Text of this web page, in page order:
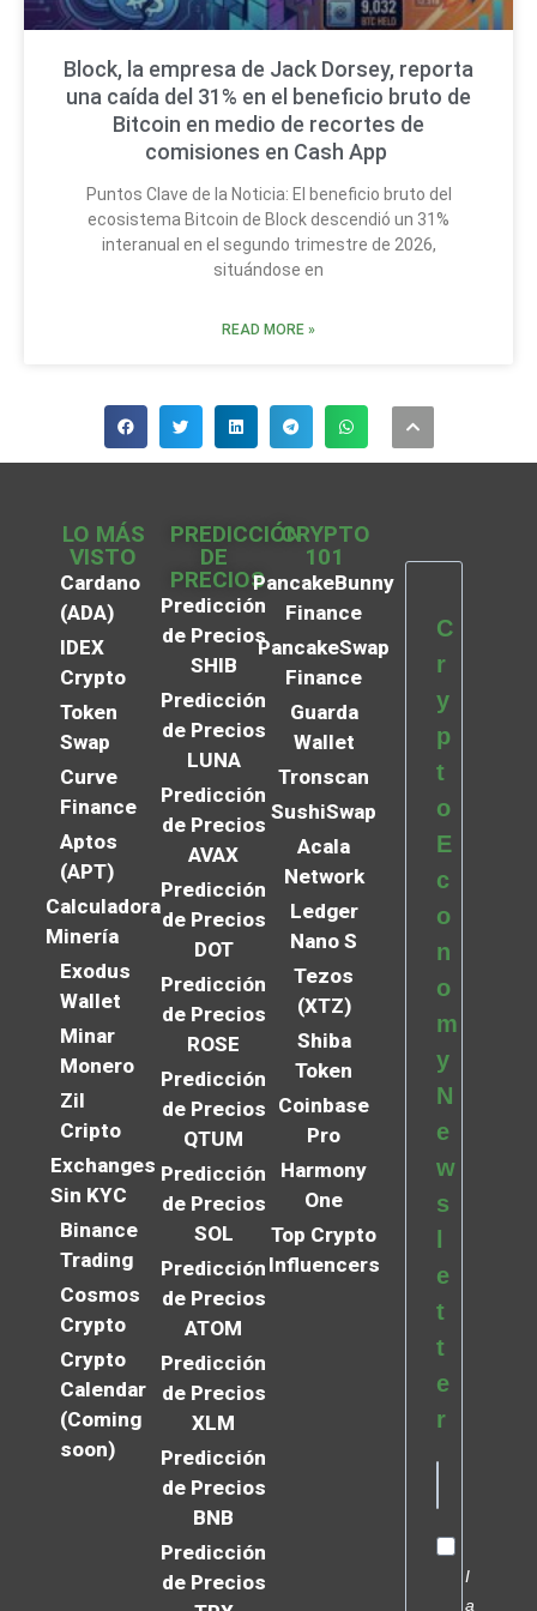
Block, la empresa de Jack Dorsey, reporta
una caída del 31% en el beneficio bruto de
Bitcoin en medio de recortes de
comisiones en Cash App
Puntos Clave de la Noticia: El beneficio bruto del
ecosistema Bitcoin de Block descendió un 31%
interanual en el segundo trimestre de 2026,
situándose en
READ MORE »
LO MÁS
VISTO
Cardano
(ADA)
IDEX
Crypto
Token
Swap
Curve
Finance
Aptos
(APT)
Calculadora
Minería
Exodus
Wallet
Minar
Monero
Zil
Cripto
Exchanges
Sin KYC
Binance
Trading
Cosmos
Crypto
Crypto
Calendar
(Coming
soon)
PREDICCIÓN
DE
PRECIOS
Predicción
de Precios
SHIB
Predicción
de Precios
LUNA
Predicción
de Precios
AVAX
Predicción
de Precios
DOT
Predicción
de Precios
ROSE
Predicción
de Precios
QTUM
Predicción
de Precios
SOL
Predicción
de Precios
ATOM
Predicción
de Precios
XLM
Predicción
de Precios
BNB
Predicción
de Precios
CRYPTO
101
PancakeBunny
Finance
PancakeSwap
Finance
Guarda
Wallet
Tronscan
SushiSwap
Acala
Network
Ledger
Nano S
Tezos
(XTZ)
Shiba
Token
Coinbase
Pro
Harmony
One
Top Crypto
Influencers
C
r
y
p
t
o
E
c
o
n
o
m
y
N
e
w
s
e
t
t
e
r
I
a